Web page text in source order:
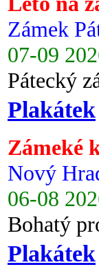
Zámek
07-09
Pátecký
Plakátek
Zámeké
Nový
06-08
Bohatý
Plakátek